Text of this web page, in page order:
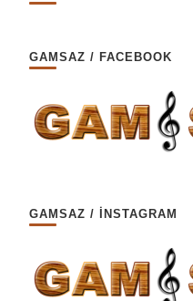
GAMSAZ / FACEBOOK
GAMSAZ / İNSTAGRAM